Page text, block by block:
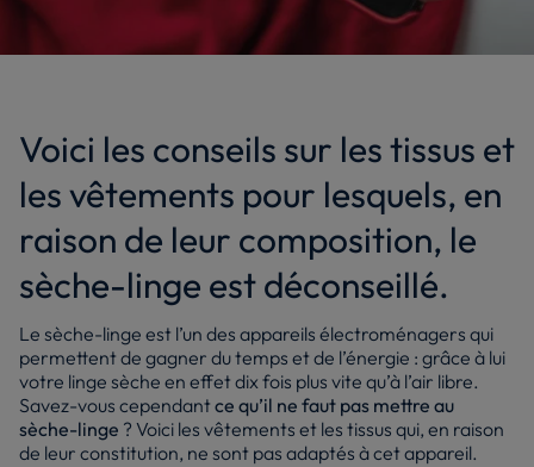
Voici les conseils sur les tissus et
les vêtements pour lesquels, en
raison de leur composition, le
sèche-linge est déconseillé.
Le sèche-linge est l’un des appareils électroménagers qui
permettent de gagner du temps et de l’énergie : grâce à lui
votre linge sèche en effet dix fois plus vite qu’à l’air libre.
Savez-vous cependant ce qu’il ne faut pas mettre au
sèche-linge ? Voici les vêtements et les tissus qui, en raison
de leur constitution, ne sont pas adaptés à cet appareil.